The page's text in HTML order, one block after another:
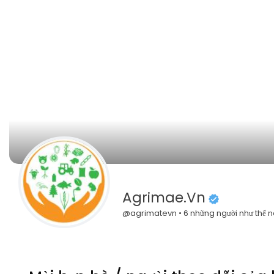
Agrimae.vn
@agrimatevn • 6 những người như thế